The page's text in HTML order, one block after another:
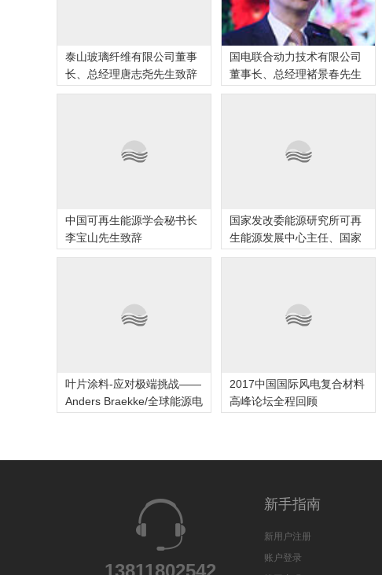
泰山玻璃纤维有限公司董事
长、总经理唐志尧先生致辞
国电联合动力技术有限公司
董事长、总经理褚景春先生
致
中国可再生能源学会秘书长
李宝山先生致辞
国家发改委能源研究所可再
生能源发展中心主任、国家
可
叶片涂料-应对极端挑战——
Anders Braekke/全球能源电
2017中国国际风电复合材料
高峰论坛全程回顾
13811802542
新手指南
新用户注册
账户登录